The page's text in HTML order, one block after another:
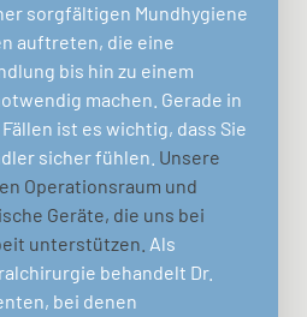
sorgfältigen Mundhygiene
auftreten, die eine
bis hin zu einem
machen. Gerade in
ist es wichtig, dass Sie
sicher fühlen. Unsere
Operationsraum und
Geräte, die uns bei
unterstützen. Als
behandelt Dr.
bei denen